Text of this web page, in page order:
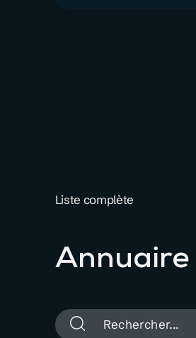
Liste complète
Annuaire
Rechercher
: